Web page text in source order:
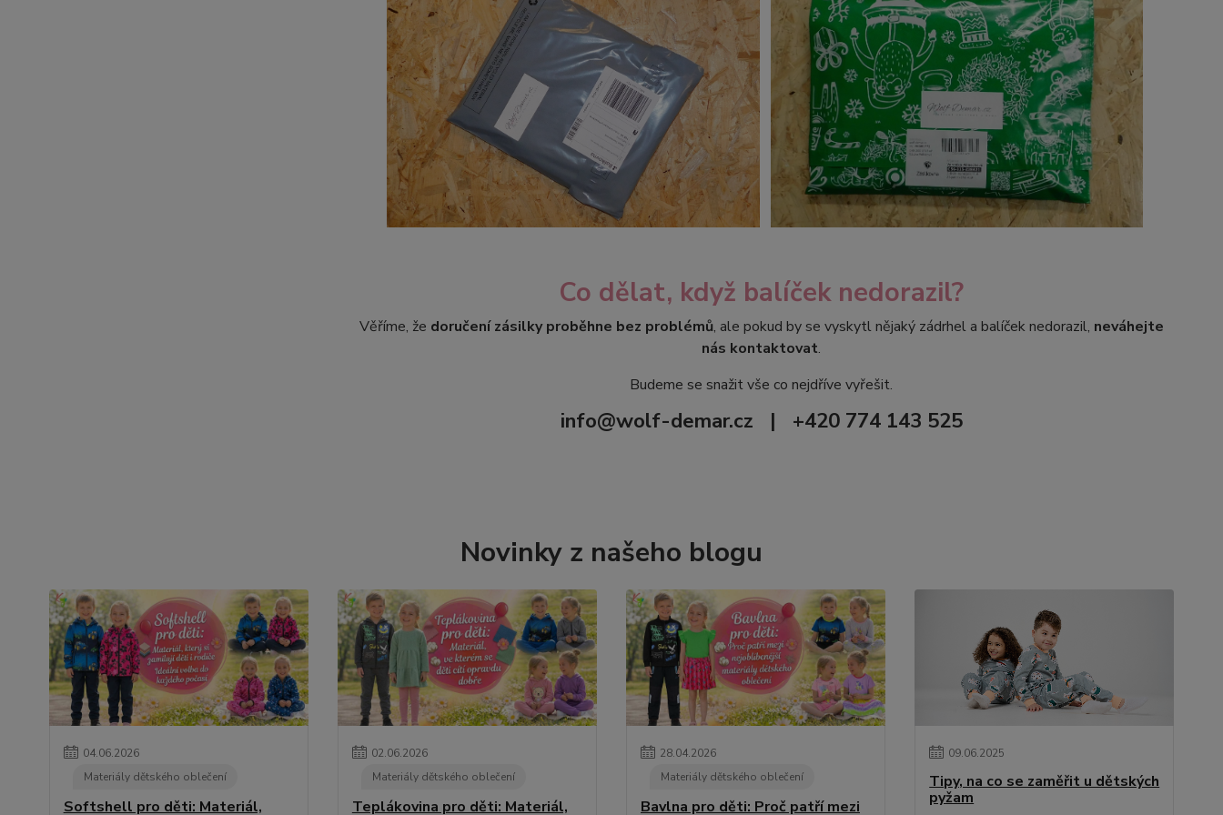
Co dělat, když balíček nedorazil?
Věříme, že doručení zásilky proběhne bez problémů, ale pokud by se vyskytl nějaký zádrhel a balíček nedorazil, neváhejte
nás kontaktovat.
Budeme se snažit vše co nejdříve vyřešit.
info@wolf-demar.cz | +420 774 143 525
Novinky z našeho blogu
04.06.2026
Materiály dětského oblečení
Softshell pro děti: Materiál,
02.06.2026
Materiály dětského oblečení
Teplákovina pro děti: Materiál,
28.04.2026
Materiály dětského oblečení
Bavlna pro děti: Proč patří mezi
09.06.2025
Tipy, na co se zaměřit u dětských
pyžam